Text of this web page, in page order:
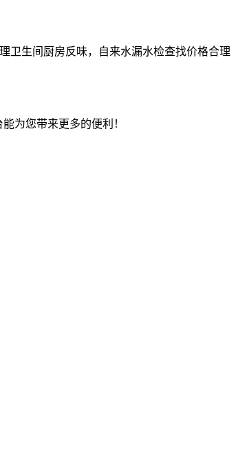
卫生间厨房反味，自来水漏水检查找价格合理
为您带来更多的便利！